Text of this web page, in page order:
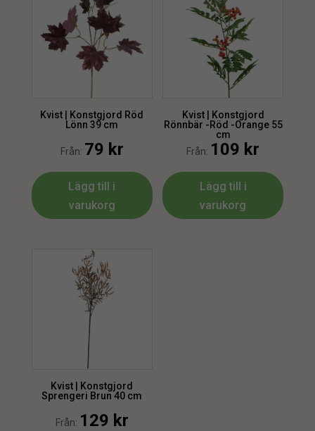
Kvist | Konstgjord Röd
Lönn 39 cm
Från: 79 kr
Lägg till i
varukorg
Kvist | Konstgjord
Rönnbär -Röd -Orange 55
cm
Från: 109 kr
Lägg till i
varukorg
Kvist | Konstgjord
Sprengeri Brun 40 cm
Från: 129 kr